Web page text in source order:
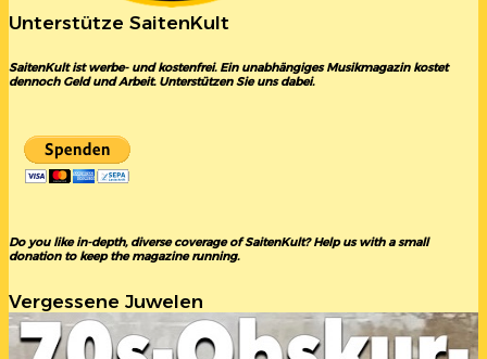
Unterstütze SaitenKult
SaitenKult ist werbe- und kostenfrei. Ein unabhängiges Musikmagazin kostet
dennoch Geld und Arbeit. Unterstützen Sie uns dabei.
Do you like in-depth, diverse coverage of SaitenKult? Help us with a small
donation to keep the magazine running.
Vergessene Juwelen